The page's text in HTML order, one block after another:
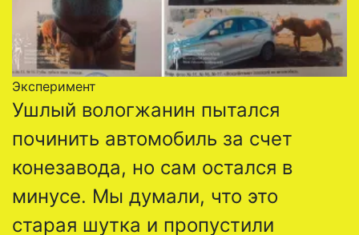
Эксперимент
Ушлый вологжанин пытался
починить автомобиль за счет
конезавода, но сам остался в
минусе. Мы думали, что это
старая шутка и пропустили